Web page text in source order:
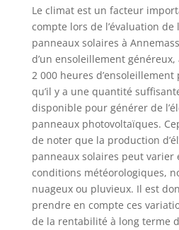
Le climat est un facteur
compte lors de l’évaluation
panneaux solaires à
d’un ensoleillement
2 000 heures
qu’il y a une quantité
disponible pour générer de
panneaux photovoltaïques.
de noter que la production
panneaux solaires peut varier
conditions météorologiques,
nuageux ou pluvieux. Il est
prendre en compte ces
de la rentabilité à long terme